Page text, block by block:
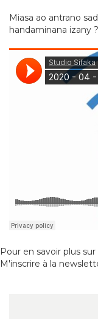
Miasa ao antrano
handaminana izany ?
Pour en savoir plus
M'inscrire à la